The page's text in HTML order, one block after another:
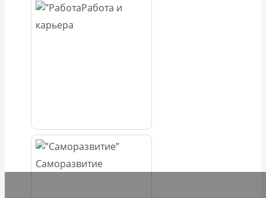
Работа и
карьера
Саморазвитие